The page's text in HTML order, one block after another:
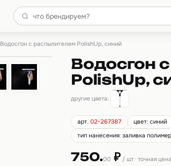
Водосгон с распылителем PolishUp, синий
Водосгон
PolishUp,
другие цвета:
арт.02-267387 цвет: синий
тип нанесения: заливка
750.00 ₽ / шт · точная